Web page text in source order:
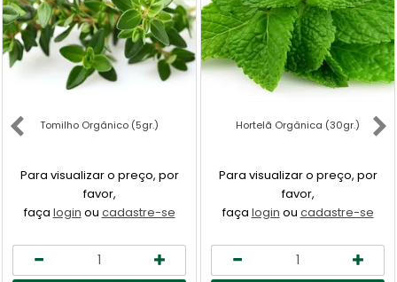
Tomilho Orgânico (5gr.)
Para visualizar o preço, por
favor,
faça login ou cadastre-se
Hortelã Orgânica (30gr.)
Para visualizar o preço, por
favor,
faça login ou cadastre-se